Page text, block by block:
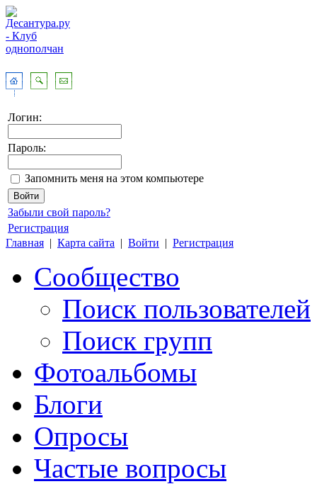
Логин:
Пароль:
Запомнить меня на этом компьютере
Забыли свой пароль?
Регистрация
Главная | Карта сайта | Войти | Регистрация
Сообщество
Поиск пользователей
Поиск групп
Фотоальбомы
Блоги
Опросы
Частые вопросы